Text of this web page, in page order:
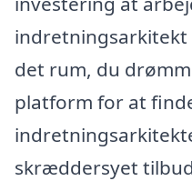
indretningsarkitekt
det rum, du
platform for at
skræddersyet